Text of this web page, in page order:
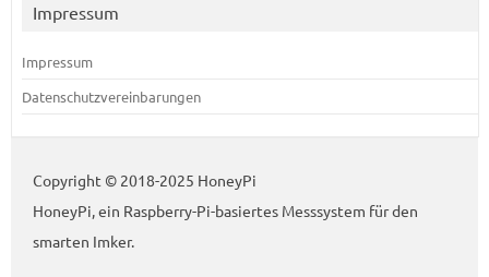
Impressum
Impressum
Datenschutzvereinbarungen
Copyright © 2018-2025 HoneyPi
HoneyPi, ein Raspberry-Pi-basiertes Messsystem für den
smarten Imker.